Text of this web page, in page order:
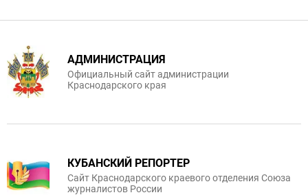
АДМИНИСТРАЦИЯ
Официальный сайт администрации
Краснодарского края
КУБАНСКИЙ РЕПОРТЕР
Сайт Краснодарского краевого отделения Союза
журналистов России